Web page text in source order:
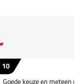
10
Goede keuze en meteen